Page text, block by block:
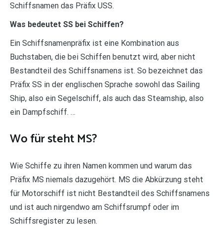
Schiffsnamen das Präfix USS.
Was bedeutet SS bei Schiffen?
Ein Schiffsnamenpräfix ist eine Kombination aus
Buchstaben, die bei Schiffen benutzt wird, aber nicht
Bestandteil des Schiffsnamens ist. So bezeichnet das
Präfix SS in der englischen Sprache sowohl das Sailing
Ship, also ein Segelschiff, als auch das Steamship, also
ein Dampfschiff. …
Wo für steht MS?
Wie Schiffe zu ihren Namen kommen und warum das
Präfix MS niemals dazugehört. MS die Abkürzung steht
für Motorschiff ist nicht Bestandteil des Schiffsnamens
und ist auch nirgendwo am Schiffsrumpf oder im
Schiffsregister zu lesen.